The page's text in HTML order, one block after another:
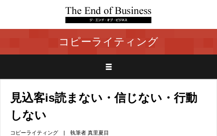
コピーライティング
見込客is読まない・信じない・行動
しない
コピーライティング | 執筆者 真里夏目